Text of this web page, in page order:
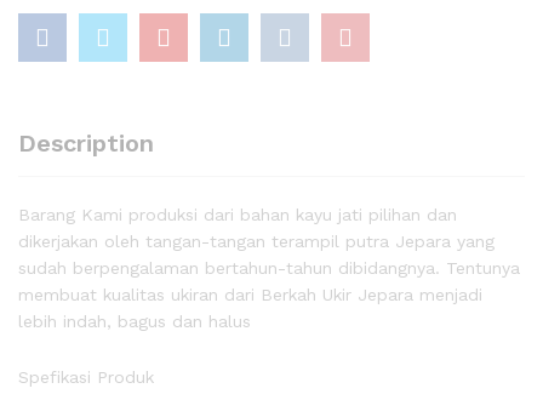
Description
Barang Kami produksi dari bahan kayu jati pilihan dan
dikerjakan oleh tangan-tangan terampil putra Jepara yang
sudah berpengalaman bertahun-tahun dibidangnya. Tentunya
membuat kualitas ukiran dari Berkah Ukir Jepara menjadi
lebih indah, bagus dan halus
Spefikasi Produk